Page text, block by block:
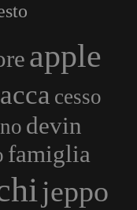
apple
cesso
devin
famiglia
jeppo